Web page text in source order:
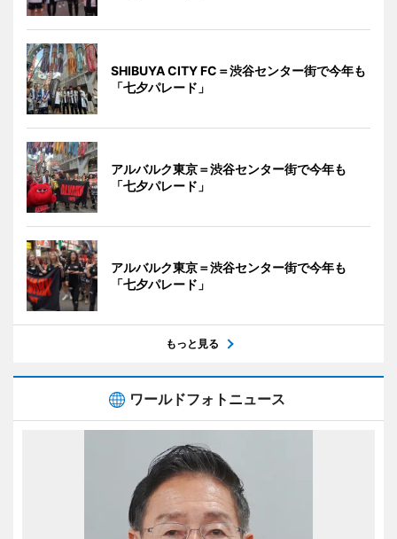
SHIBUYA CITY FC＝渋谷センター街で今年も
「七夕パレード」
アルバルク東京＝渋谷センター街で今年も
「七夕パレード」
アルバルク東京＝渋谷センター街で今年も
「七夕パレード」
もっと見る
ワールドフォトニュース